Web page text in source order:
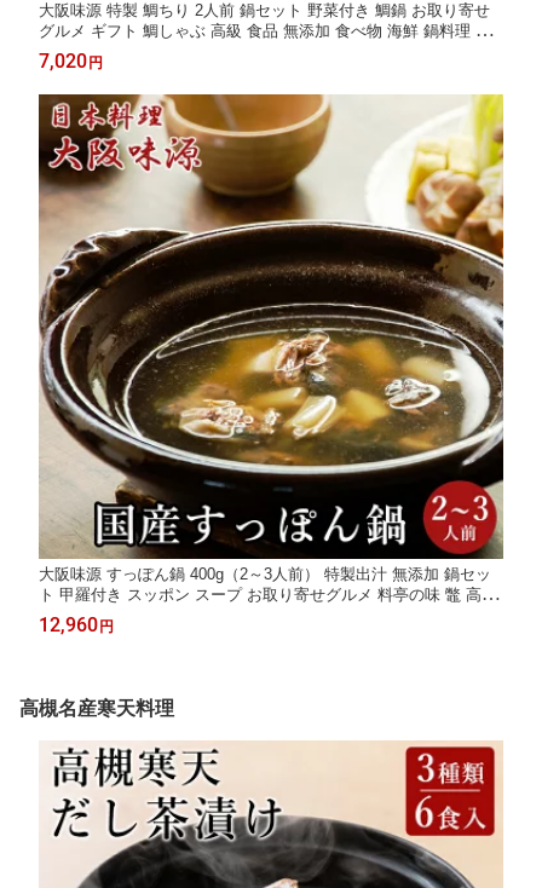
大阪味源 特製 鯛ちり 2人前 鍋セット 野菜付き 鯛鍋 お取り寄せ
グルメ ギフト 鯛しゃぶ 高級 食品 無添加 食べ物 海鮮 鍋料理 手
土産 お祝い 宅配 真空パック 和食 プレゼント 料亭 食事 送料無料
7,020 円
大阪味源 すっぽん鍋 400g（2～3人前） 特製出汁 無添加 鍋セッ
ト 甲羅付き スッポン スープ お取り寄せグルメ 料亭の味 鼈 高級
食品 ギフト 手土産 お祝い 宅配 冷蔵 和食 鍋料理 食べ物 送料無
料 快気祝い プレゼント
12,960 円
高槻名産寒天料理